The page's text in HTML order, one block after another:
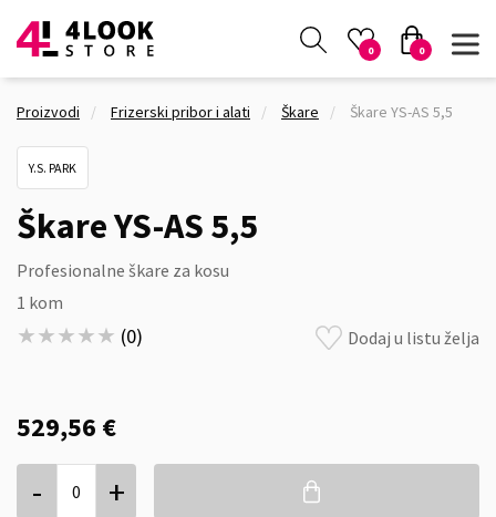
0 0
Proizvodi Frizerski pribor i alati Škare Škare YS-AS 5,5
Y.S. PARK
Škare YS-AS 5,5
Profesionalne škare za kosu
1 kom
★★★★★
★★★★★ (0) Dodaj u listu želja
529,56 €
- 0 +